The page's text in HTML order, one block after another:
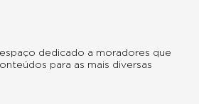
dedicado a moradores que
para as mais diversas